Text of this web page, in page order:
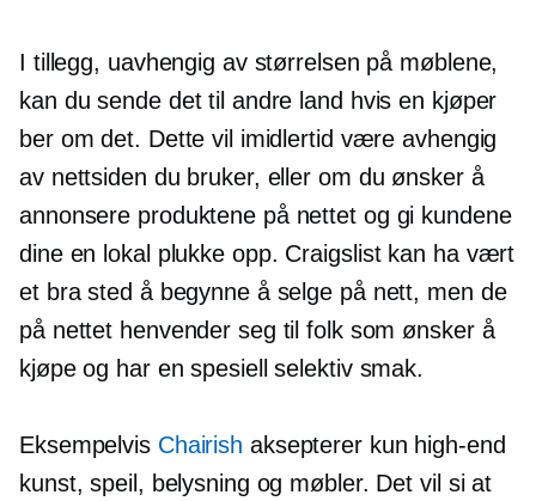
I tillegg, uavhengig av størrelsen på møblene,
kan du sende det til andre land hvis en kjøper
ber om det. Dette vil imidlertid være avhengig
av nettsiden du bruker, eller om du ønsker å
annonsere produktene på nettet og gi kundene
dine en lokal plukke opp. Craigslist kan ha vært
et bra sted å begynne å selge på nett, men de
på nettet henvender seg til folk som ønsker å
kjøpe og har en spesiell selektiv smak.
Eksempelvis Chairish aksepterer kun high-end
kunst, speil, belysning og møbler. Det vil si at